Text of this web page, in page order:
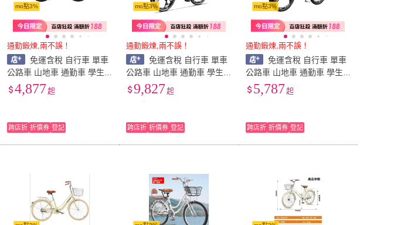
mo點3%
通勤鍛煉,兩不誤！
免運含稅 自行車 單車
公路車 山地車 通勤車 學生
車 山地自行車成人24寸男女
學生騎行上班代步單車越野
4,877起
跨店折 折價券 登記
mo點3%
通勤鍛煉,兩不誤！
免運含稅 自行車 單車
公路車 山地車 通勤車 學生
車 永久山地自行車男式青少
年成年人上下學變速輕便代
9,827起
跨店折 折價券 登記
mo點3%
通勤鍛煉,兩不誤！
免運含稅 自行車 單車
公路車 山地車 通勤車 學生
車 山地自行車成人男款變速
青少年新型省力公路單車上
5,787起
跨店折 折價券 登記